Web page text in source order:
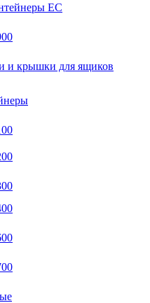
ЕС
и крышки для ящиков